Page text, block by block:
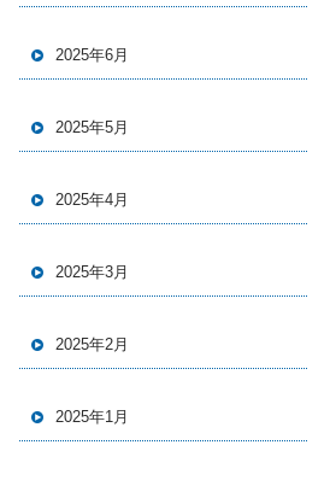
2025年6月
2025年5月
2025年4月
2025年3月
2025年2月
2025年1月